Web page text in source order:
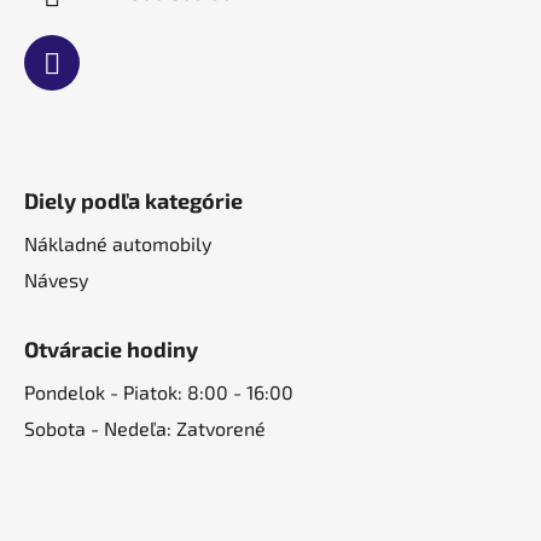
Diely podľa kategórie
Nákladné automobily
Návesy
Otváracie hodiny
Pondelok - Piatok: 8:00 - 16:00
Sobota - Nedeľa: Zatvorené